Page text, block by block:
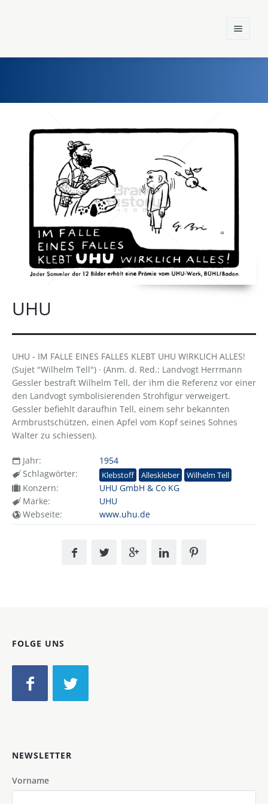
Einst und Heute
Marken
UHU
UHU - IM FALLE EINES FALLES KLEBT UHU WIRKLICH ALLES!
(Sujet "Wilhelm Tell") · (Anm. d. Red.: Landvogt Herrmann
Gessler bestraft Wilhelm Tell, der ihm die Referenz vor einer
den Landvogt symbolisierenden Strohfigur verweigert.
Gessler befiehlt daraufhin Tell, einem sehr bekannten
Armbrustschützen, einen Apfel vom Kopf seines Sohnes
Walter zu schiessen).
Jahr:
1954
Schlagwörter:
Klebstoff Alleskleber Wilhelm Tell
Konzern:
UHU GmbH & Co KG
Marke:
UHU
Webseite:
www.uhu.de
FOLGE UNS
NEWSLETTER
Vorname